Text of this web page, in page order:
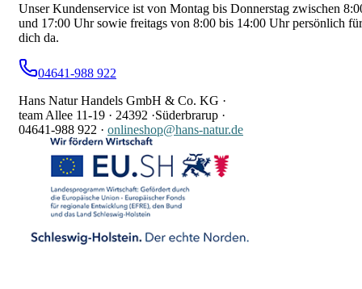
Unser Kundenservice ist von Montag bis Donnerstag zwischen
und 17:00 Uhr sowie freitags von 8:00 bis 14:00 Uhr persönlich für
dich da.
04641-988 922
Hans Natur Handels GmbH & Co. KG ·
team Allee 11-19 · 24392 ·Süderbrarup ·
04641-988 922 · onlineshop@hans-natur.de